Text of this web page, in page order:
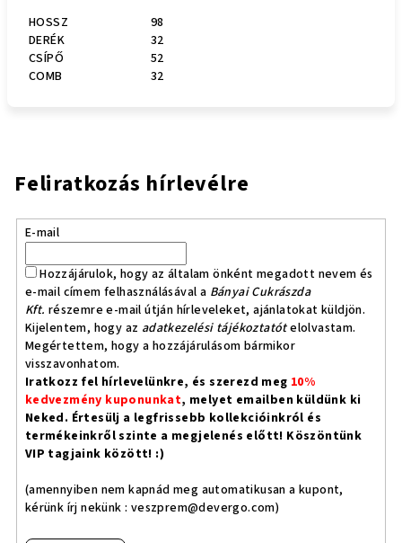
HOSSZ
98
DERÉK
32
CSÍPŐ
52
COMB
32
Feliratkozás hírlevélre
E-mail
Hozzájárulok, hogy az általam önként megadott nevem és
e-mail címem felhasználásával a Bányai Cukrászda
Kft. részemre e-mail útján hírleveleket, ajánlatokat küldjön.
Kijelentem, hogy az adatkezelési tájékoztatótelolvastam.
Megértettem, hogy a hozzájárulásom bármikor
visszavonhatom.
Iratkozz fel hírlevelünkre, és szerezd meg 10%
kedvezmény kuponunkat, melyet emailben küldünk ki
Neked. Értesülj a legfrissebb kollekcióinkról és
termékeinkről szinte a megjelenés előtt! Köszöntünk
VIP tagjaink között! :)
(amennyiben nem kapnád meg automatikusan a kupont,
kérünk írj nekünk : veszprem@devergo.com)